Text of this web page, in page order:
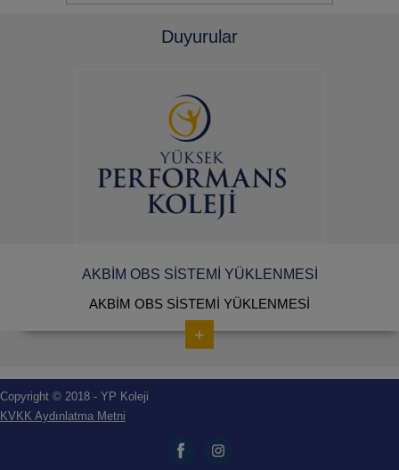
Duyurular
AKBİM OBS SİSTEMİ YÜKLENMESİ
AKBİM OBS SİSTEMİ YÜKLENMESİ
+
Copyright © 2018 - YP Koleji
KVKK Aydınlatma Metni